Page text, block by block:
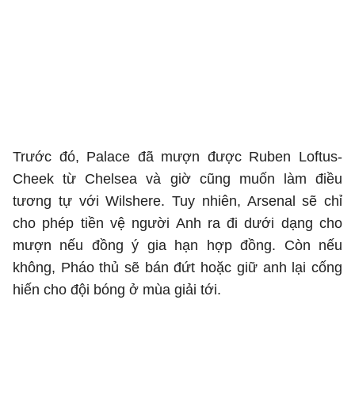
Trước đó, Palace đã mượn được Ruben Loftus-
Cheek từ Chelsea và giờ cũng muốn làm điều
tương tự với Wilshere. Tuy nhiên, Arsenal sẽ chỉ
cho phép tiền vệ người Anh ra đi dưới dạng cho
mượn nếu đồng ý gia hạn hợp đồng. Còn nếu
không, Pháo thủ sẽ bán đứt hoặc giữ anh lại cống
hiến cho đội bóng ở mùa giải tới.